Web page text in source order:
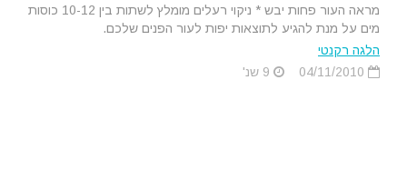
מראה העור פחות יבש * ניקוי רעלים מומלץ לשתות בין 10-12 כוסות
מים על מנת להגיע לתוצאות יפות לעור הפנים שלכם.
הלגה רקנטי